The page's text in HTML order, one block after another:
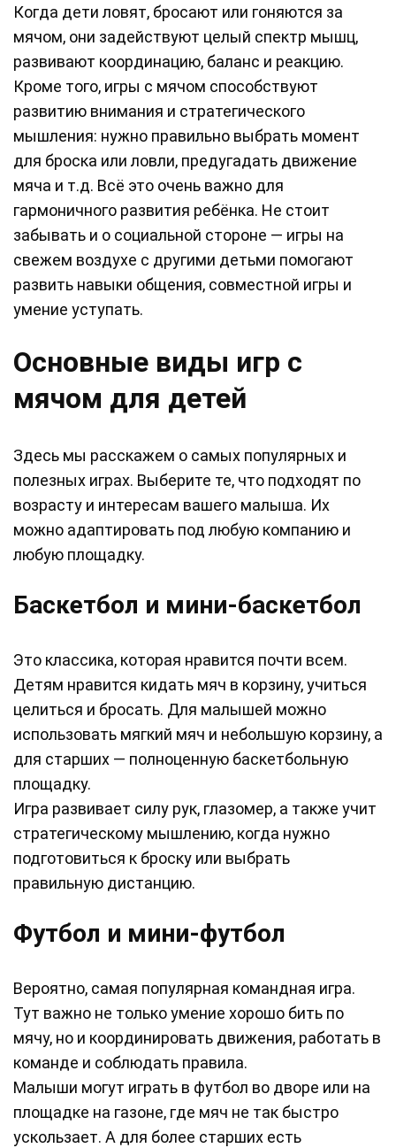
Когда дети ловят, бросают или гоняются за
мячом, они задействуют целый спектр мышц,
развивают координацию, баланс и реакцию.
Кроме того, игры с мячом способствуют
развитию внимания и стратегического
мышления: нужно правильно выбрать момент
для броска или ловли, предугадать движение
мяча и т.д. Всё это очень важно для
гармоничного развития ребёнка. Не стоит
забывать и о социальной стороне — игры на
свежем воздухе с другими детьми помогают
развить навыки общения, совместной игры и
умение уступать.
Основные виды игр с
мячом для детей
Здесь мы расскажем о самых популярных и
полезных играх. Выберите те, что подходят по
возрасту и интересам вашего малыша. Их
можно адаптировать под любую компанию и
любую площадку.
Баскетбол и мини-баскетбол
Это классика, которая нравится почти всем.
Детям нравится кидать мяч в корзину, учиться
целиться и бросать. Для малышей можно
использовать мягкий мяч и небольшую корзину, а
для старших — полноценную баскетбольную
площадку.
Игра развивает силу рук, глазомер, а также учит
стратегическому мышлению, когда нужно
подготовиться к броску или выбрать
правильную дистанцию.
Футбол и мини-футбол
Вероятно, самая популярная командная игра.
Тут важно не только умение хорошо бить по
мячу, но и координировать движения, работать в
команде и соблюдать правила.
Малыши могут играть в футбол во дворе или на
площадке на газоне, где мяч не так быстро
ускользает. А для более старших есть